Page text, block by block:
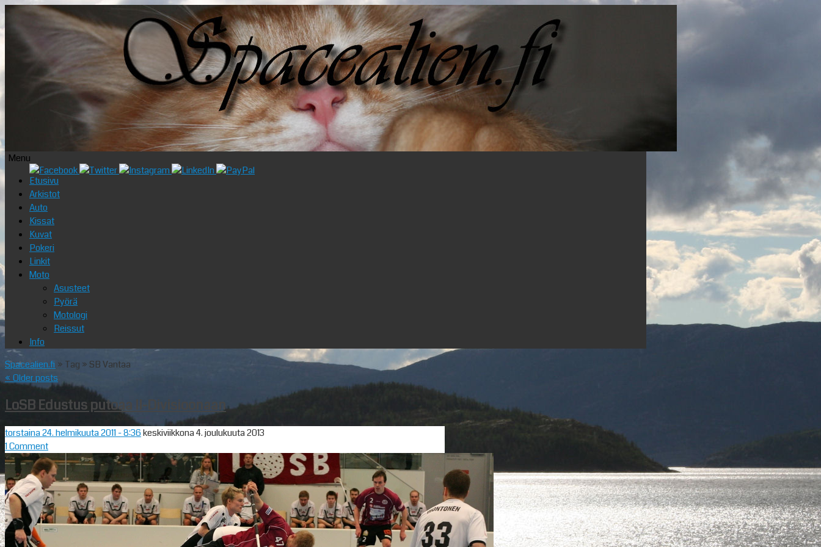
Menu
Skip
content
Etusivu
Arkistot
Auto
Kissat
Kuvat
Pokeri
Linkit
Moto
Asusteet
Pyörä
Motologi
Reissut
Info
Spacealien.fi » Tag » SB Vantaa
« Older posts
LoSB Edustus putoaa II-Divisioonaan
torstaina 24. helmikuuta 2011- 8:36keskiviikkona 4. joulukuuta 2013
1 Comment